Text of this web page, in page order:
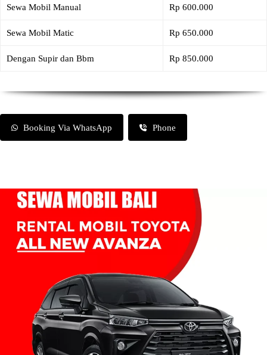
Sewa Mobil Manual Rp 600.000
Sewa Mobil Matic Rp 650.000
Dengan Supir dan Bbm Rp 850.000
Booking Via WhatsApp Phone